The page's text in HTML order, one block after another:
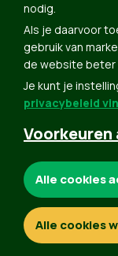
Word lid
Agenda
Bekijk kalender
Verleng je
Programma
Programma
Downloads
Webshop
© Copyright
nodig.
Als je daarvoor
gebruik van
de website beter
Je kunt je
privacybeleid
Voorkeuren
Analytische
Alle cookies
Alle cookies